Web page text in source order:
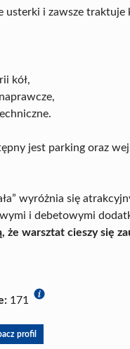
usterki i zawsze
kół,
jest parking oraz
wyróżnia się
i debetowymi
że warsztat cieszy się
171
profil